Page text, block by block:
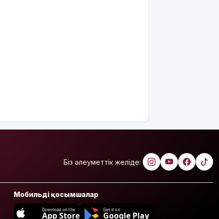
Біз әлеуметтік желіде:
Мобильді қосымшалар
Download on the
App Store
Get it on
Google Play